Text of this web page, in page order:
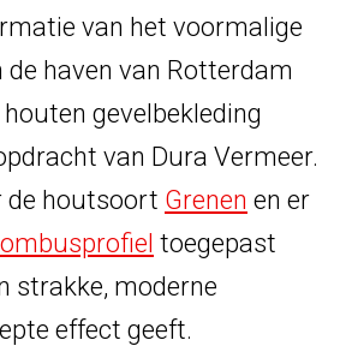
van het voormalige
haven van Rotterdam
gevelbekleding
van Dura Vermeer.
de houtsoort Grenen en er
toegepast
strakke, moderne
effect geeft.